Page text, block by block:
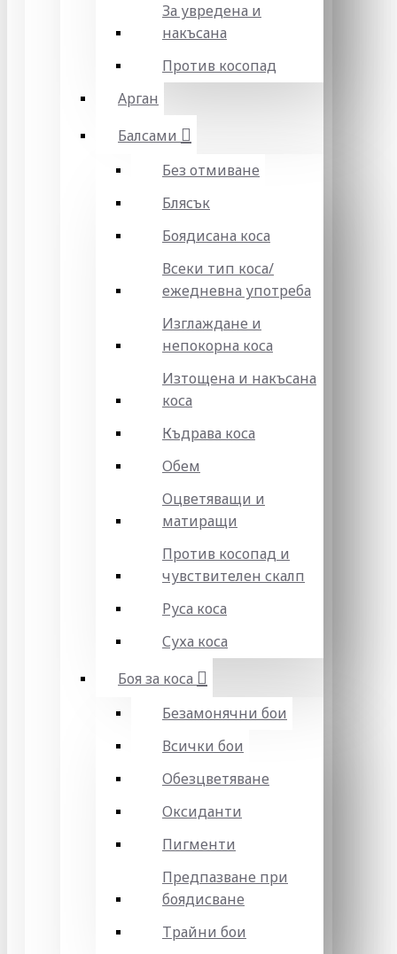
За увредена и
накъсана
Против косопад
Арган
Балсами
Без отмиване
Блясък
Боядисана коса
Всеки тип коса/
ежедневна употреба
Изглаждане и
непокорна коса
Изтощена и накъсана
коса
Къдрава коса
Обем
Оцветяващи и
матиращи
Против косопад и
чувствителен скалп
Руса коса
Суха коса
Боя за коса
Безамонячни бои
Всички бои
Обезцветяване
Оксиданти
Пигменти
Предпазване при
боядисване
Трайни бои